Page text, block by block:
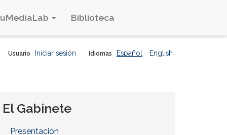
Biblioteca
Idiomas Español English
Usuario Iniciar sesión
El Gabinete
Presentación